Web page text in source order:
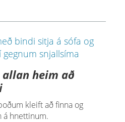
heim að
kleift að finna og
á hnettinum.